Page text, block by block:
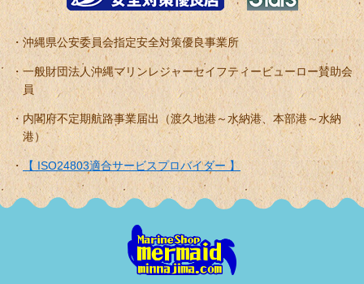
沖縄県公安委員会指定安全対策優良事業所
一般財団法人沖縄マリンレジャーセイフティービューロー賛助会
員
内閣府不定期航路事業届出（渡久地港～水納港、本部港～水納
港）
【 ISO24803適合サービスプロバイダー 】